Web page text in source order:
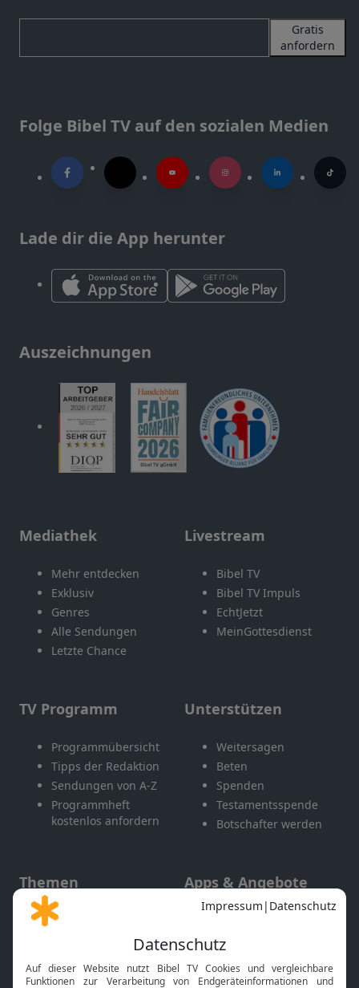
Gratis
anfordern
Folge Bibel TV auf den sozialen Medien
Lade dir die App herunter
Auszeichnungen
Mediathek
Mehr entdecken
Exklusiv
Genres
Alle Sendungen
Letzte Chance
Livestream
Bibel TV
Bibel TV Impuls
EchtJetzt
MeinGottesdienst
TV Programm
Programmübersicht
Tipps der Redaktion
Sendungen von A-Z
Programmheft
kostenlos anfordern
Unterstützen
Weitersagen
Beten
Spenden
Testamentsspende
Botschafter werden
Themen
Gott und Bibel erklärt
Neuigkeiten
Apps & Angebote
Mobile App
Smart TV